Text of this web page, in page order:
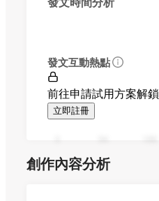
發文互動熱點
前往申請試用方案解鎖
立即註冊
創作內容分析